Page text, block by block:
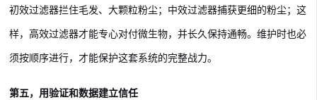
初效过滤器拦住毛发、大颗粒粉尘；中效过滤器捕获更细的粉尘；这
样，高效过滤器才能专心对付微生物，并长久保持通畅。维护时也必
须按顺序进行，才能保护这套系统的完整战力。
第五，用验证和数据建立信任